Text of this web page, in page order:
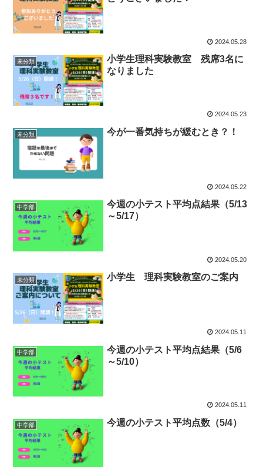
2024.05.28
未分類
小学生理科実験教室 残席3名に
なりました
2024.05.23
未分類 今が一番気持ちが緩むとき？！
2024.05.22
中学部
今週の小テスト平均点結果（5/13
～5/17）
2024.05.20
未分類 小学生 理科実験教室のご案内
2024.05.11
中学部
今週の小テスト平均点結果（5/6
～5/10）
2024.05.11
中学部 今週の小テスト平均点数（5/4）